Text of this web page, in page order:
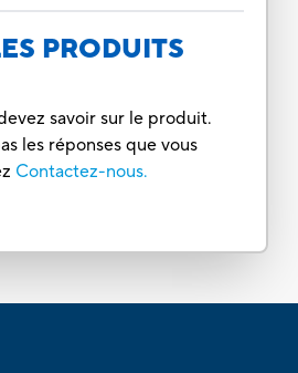
PRODUITS
savoir sur le produit.
les réponses que vous
Contactez-nous.